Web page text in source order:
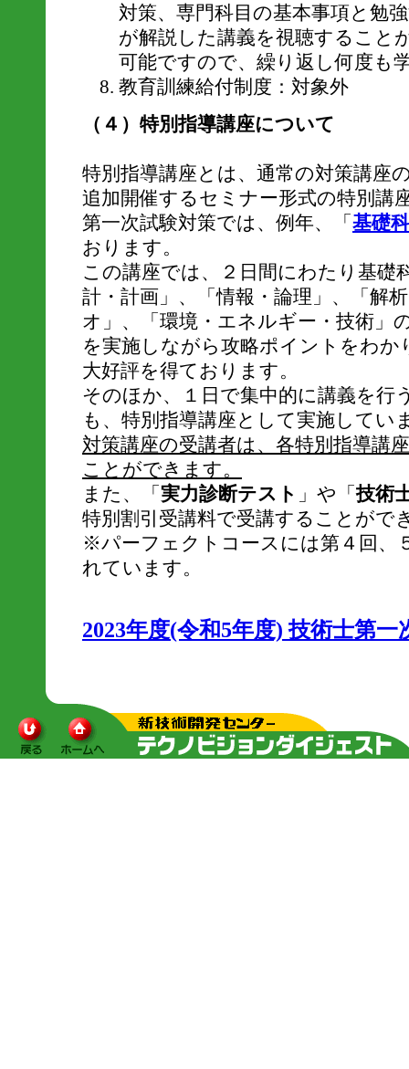
対策、専門科目の基本事項と勉
が解説した講義を視聴すること
可能ですので、繰り返し何度も
教育訓練給付制度：対象外
（４）特別指導講座について
特別指導講座とは、通常の対策講座
追加開催するセミナー形式の特別講
第一次試験対策では、例年、「 基礎
おります。
この講座では、２日間にわたり基礎
計・計画」、「情報・論理」、「解
オ」、「環境・エネルギー・技術」
を実施しながら攻略ポイントをわか
大好評を得ております。
そのほか、１日で集中的に講義を行
も、特別指導講座として実施してい
対策講座の受講者は、各特別指導講
ことができます。
また、「 実力診断テスト 」や「技術
特別割引受講料で受講することがで
※パーフェクトコースには第４回、
れています。
2023年度(令和5年度) 技術士第